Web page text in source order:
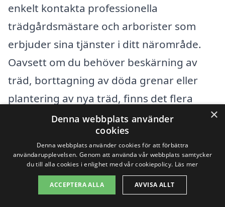
enkelt kontakta professionella
trädgårdsmästare och arborister som
erbjuder sina tjänster i ditt närområde.
Oavsett om du behöver beskärning av
träd, borttagning av döda grenar eller
plantering av nya träd, finns det flera
alternativ att överväga.
Du kan också söka efter specialister i
grannstäder som erbjuder
trädbeskärning i Rönneshytta. Här är
×
Denna webbplats använder
cookies
Denna webbplats använder cookies för att förbättra
användarupplevelsen. Genom att använda vår webbplats samtycker
du till alla cookies i enlighet med vår cookiepolicy. Läs mer
ACCEPTERA ALLA AVVISA ALLT